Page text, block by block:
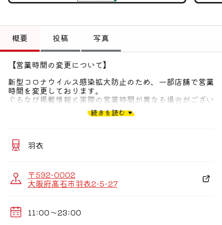
トップ
偏愛コミュニティ
投稿
偏愛記事
偏愛スポット
概要 投稿 写真
【営業時間の変更について】
新型コロナウイルス感染拡大防止のため、一部店舗で営業
時間を変更しております。
ぐるなび掲載情報と実際の営業時間が異なる場合がござい
お客様にはご不便をおかけいたしますが、何卒ご理解のほ
各店舗の営業時間の詳細は、サイゼリヤのホームページを
ご確認くださいませ。
続きを読む
羽衣
〒592-0002
大阪府高石市羽衣2-5-27
11:00〜23:00